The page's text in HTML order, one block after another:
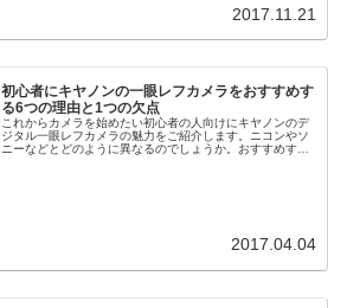
2017.11.21
初心者にキヤノンの一眼レフカメラをおすすめす
る6つの理由と1つの欠点
これからカメラを始めたい初心者の人向けにキヤノンのデ
ジタル一眼レフカメラの魅力をご紹介します。ニコンやソ
ニーなどとどのように異なるのでしょうか。おすすめする
2017.04.04